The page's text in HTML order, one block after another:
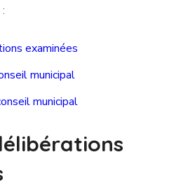
examinées
municipal
municipal